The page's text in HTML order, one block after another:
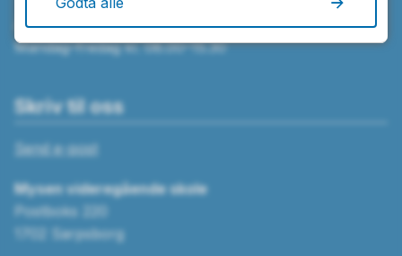
Åpningstider
Mandag–fredag kl. 08.00–15.30
Skriv til oss
Send e-post
Mysen videregående skole
Postboks 220
1702 Sarpsborg